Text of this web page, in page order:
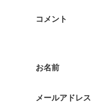
コメント
お名前
メールアドレス